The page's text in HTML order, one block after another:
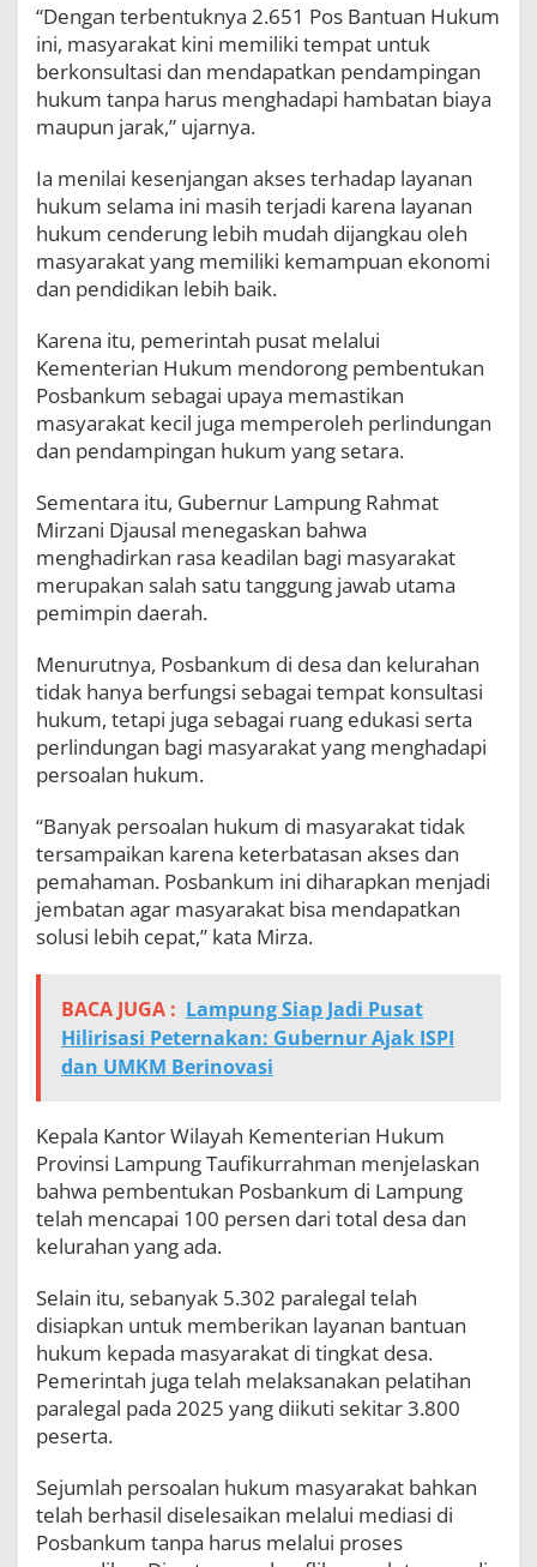
R
m
p
u
“Dengan terbentuknya 2.651 Pos Bantuan Hukum
ini, masyarakat kini memiliki tempat untuk
berkonsultasi dan mendapatkan pendampingan
hukum tanpa harus menghadapi hambatan biaya
maupun jarak,” ujarnya.
Ia menilai kesenjangan akses terhadap layanan
hukum selama ini masih terjadi karena layanan
hukum cenderung lebih mudah dijangkau oleh
masyarakat yang memiliki kemampuan ekonomi
dan pendidikan lebih baik.
Karena itu, pemerintah pusat melalui
Kementerian Hukum mendorong pembentukan
Posbankum sebagai upaya memastikan
masyarakat kecil juga memperoleh perlindungan
dan pendampingan hukum yang setara.
Sementara itu, Gubernur Lampung Rahmat
Mirzani Djausal menegaskan bahwa
menghadirkan rasa keadilan bagi masyarakat
merupakan salah satu tanggung jawab utama
pemimpin daerah.
Menurutnya, Posbankum di desa dan kelurahan
tidak hanya berfungsi sebagai tempat konsultasi
hukum, tetapi juga sebagai ruang edukasi serta
perlindungan bagi masyarakat yang menghadapi
persoalan hukum.
“Banyak persoalan hukum di masyarakat tidak
tersampaikan karena keterbatasan akses dan
pemahaman. Posbankum ini diharapkan menjadi
jembatan agar masyarakat bisa mendapatkan
solusi lebih cepat,” kata Mirza.
BACA JUGA : Lampung Siap Jadi Pusat
Hilirisasi Peternakan: Gubernur Ajak ISPI
dan UMKM Berinovasi
Kepala Kantor Wilayah Kementerian Hukum
Provinsi Lampung Taufikurrahman menjelaskan
bahwa pembentukan Posbankum di Lampung
telah mencapai 100 persen dari total desa dan
kelurahan yang ada.
Selain itu, sebanyak 5.302 paralegal telah
disiapkan untuk memberikan layanan bantuan
hukum kepada masyarakat di tingkat desa.
Pemerintah juga telah melaksanakan pelatihan
paralegal pada 2025 yang diikuti sekitar 3.800
peserta.
Sejumlah persoalan hukum masyarakat bahkan
telah berhasil diselesaikan melalui mediasi di
Posbankum tanpa harus melalui proses